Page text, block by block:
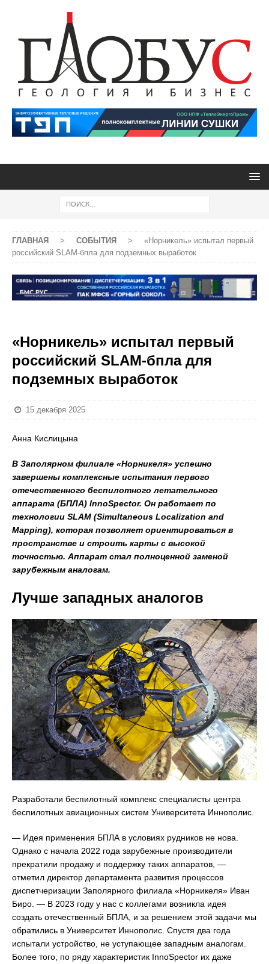
ГЛАВНАЯ > СОБЫТИЯ >
«Норникель» испытал первый
российский SLAM-бпла для подземных выработок
«Норникель» испытал первый
российский SLAM-бпла для
подземных выработок
15 декабря 2025
Анна Кислицына
В Заполярном филиале «Норникеля» успешно
завершены комплексные испытания первого
отечественного беспилотного летательного
аппарата (БПЛА) InnoSpector. Он работает по
технологии SLAM (Simultaneous Localization and
Mapping), которая позволяет ориентироваться в
пространстве и строить карты с высокой
точностью. Аппарат стал полноценной заменой
зарубежным аналогам.
Лучше западных аналогов
Разработали беспилотный комплекс специалисты центра
беспилотных авиационных систем Университета Иннополис.
— Идея применения БПЛА в условиях рудников не нова.
Однако с начала 2022 года зарубежные производители
прекратили продажу и поддержку таких аппаратов, —
отметил директор департамента развития процессов
диспетчеризации Заполярного филиала «Норникеля» Иван
Биро. — В 2023 году у нас с коллегами возникла идея
создать отечественный БПЛА, и за решением этой задачи мы
обратились в Университет Иннополис. Спустя два года
испытали устройство, не уступающее западным аналогам.
Более того, по ряду характеристик InnoSpector их даже